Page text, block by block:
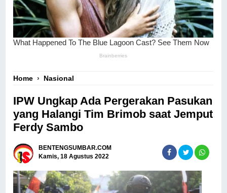
Home › Nasional
IPW Ungkap Ada Pergerakan Pasukan
yang Halangi Tim Brimob saat Jemput
Ferdy Sambo
BENTENGSUMBAR.COM
Kamis, 18 Agustus 2022